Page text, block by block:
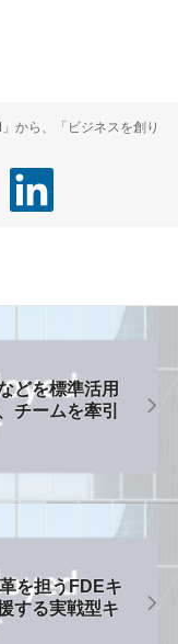
から、「ビジネスを創り
どを標準活用
チームを牽引
を担うFDEキ
する実戦型キ